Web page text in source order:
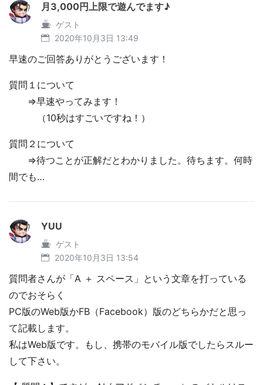
月3,000円上限で遊んでます♪
ゲスト
2020年10月3日 13:49
早速のご回答ありがとうございます！
質問１について
⇒早速やってみます！
（10秒はすごいですね！）
質問２について
⇒待つことが正解だとわかりました。待ちます。何時
間でも…
YUU
ゲスト
2020年10月3日 13:54
質問者さんが「A ＋ スペース」という文章を打っている
のでおそらく
PC版のWeb版かFB（Facebook）版のどちらかだと思っ
て記載します。
私はWeb版です。もし、携帯のモバイル版でしたらスルー
して下さい。